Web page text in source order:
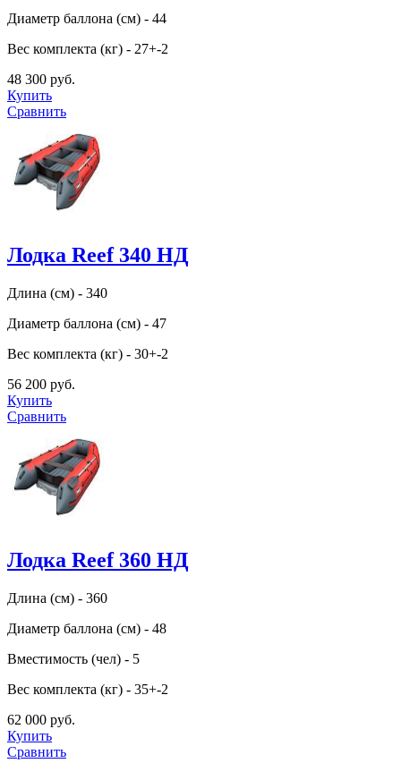
Диаметр баллона (см) - 44
Вес комплекта (кг) - 27+-2
48 300 руб.
Купить
Сравнить
Лодка Reef 340 НД
Длина (см) - 340
Диаметр баллона (см) - 47
Вес комплекта (кг) - 30+-2
56 200 руб.
Купить
Сравнить
Лодка Reef 360 НД
Длина (см) - 360
Диаметр баллона (см) - 48
Вместимость (чел) - 5
Вес комплекта (кг) - 35+-2
62 000 руб.
Купить
Сравнить